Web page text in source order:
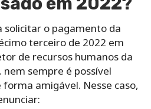
solicitar o pagamento da
terceiro de 2022 em
de recursos humanos da
sempre é possível
amigável. Nesse caso,